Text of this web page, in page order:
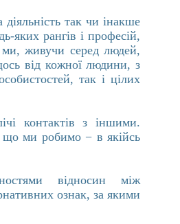
так чи інакше
яких рангів і професій,
ми, живучи серед людей,
від кожної людини, з
так і цілих
контактів з іншими.
що ми робимо − в якійсь
відносин між
ознак, за якими